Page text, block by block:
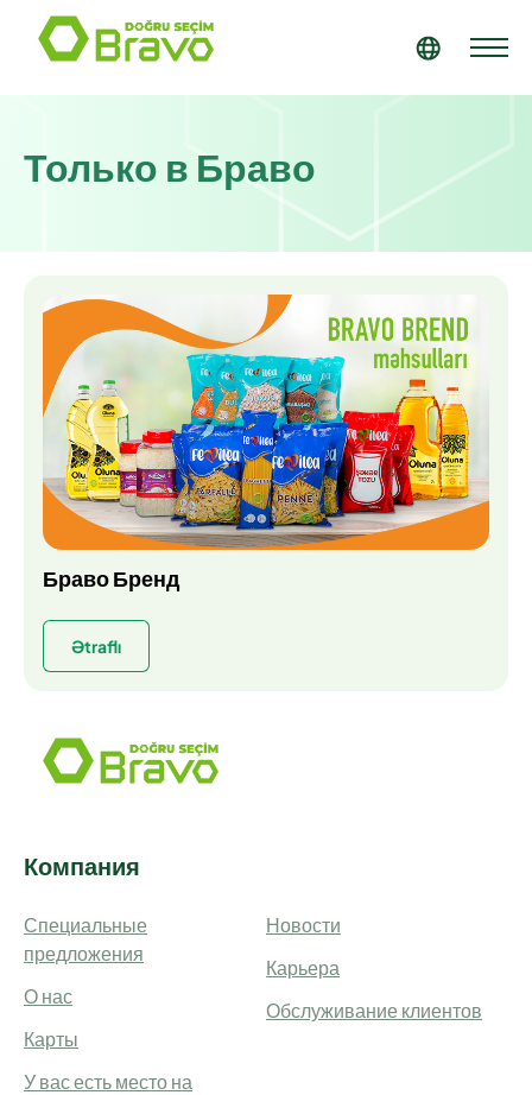
Только в Браво
Браво Бренд
Ətraflı
Компания
Специальные
предложения
О нас
Карты
У вас есть место на
Новости
Карьера
Обслуживание клиентов